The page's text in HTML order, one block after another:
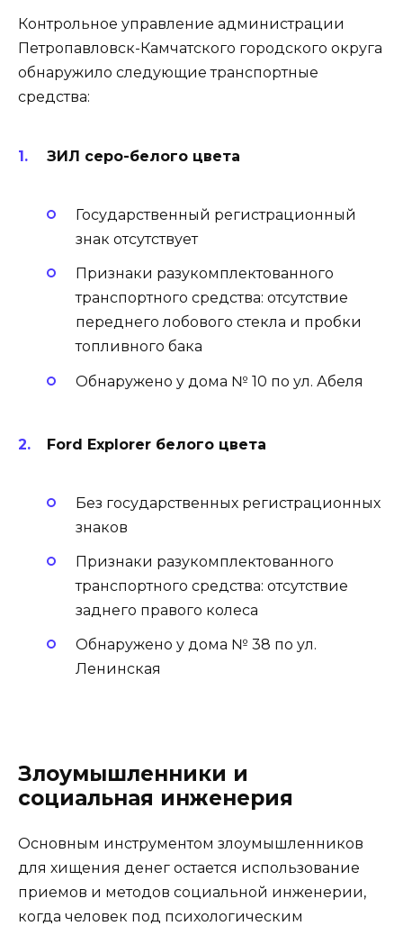
Контрольное управление администрации
Петропавловск-Камчатского городского округа
обнаружило следующие транспортные
средства:
ЗИЛ серо-белого цвета
Государственный регистрационный
знак отсутствует
Признаки разукомплектованного
транспортного средства: отсутствие
переднего лобового стекла и пробки
топливного бака
Обнаружено у дома № 10 по ул. Абеля
Ford Explorer белого цвета
Без государственных регистрационных
знаков
Признаки разукомплектованного
транспортного средства: отсутствие
заднего правого колеса
Обнаружено у дома № 38 по ул.
Ленинская
Злоумышленники и
социальная инженерия
Основным инструментом злоумышленников
для хищения денег остается использование
приемов и методов социальной инженерии,
когда человек под психологическим